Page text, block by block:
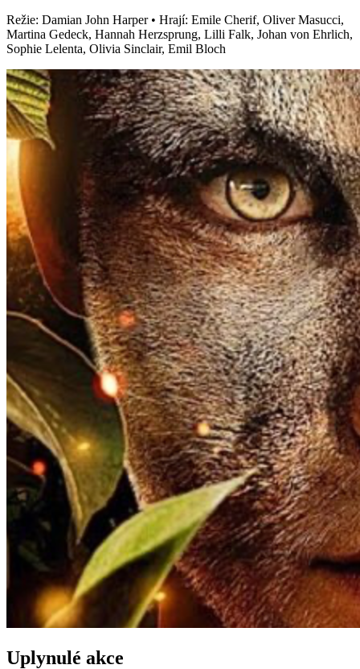
Režie: Damian John Harper • Hrají: Emile Cherif, Oliver Masucci,
Martina Gedeck, Hannah Herzsprung, Lilli Falk, Johan von Ehrlich,
Sophie Lelenta, Olivia Sinclair, Emil Bloch
Uplynulé akce